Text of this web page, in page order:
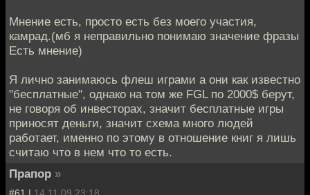
Мнение есть, просто есть без моего участия,
камрад.(мб я неправильно понимаю значение фразы
Есть мнение)
Я лично занимаюсь флеш играми а они как известно
"бесплатные", однако на том же FGL по 2000$ берут,
не говоря об инвесторах, значит бесплатные игры
приносят деньги, значит схема много людей
работает, именно по этому в отношение книг я лишь
считаю что в нем что то есть.
Прапор »